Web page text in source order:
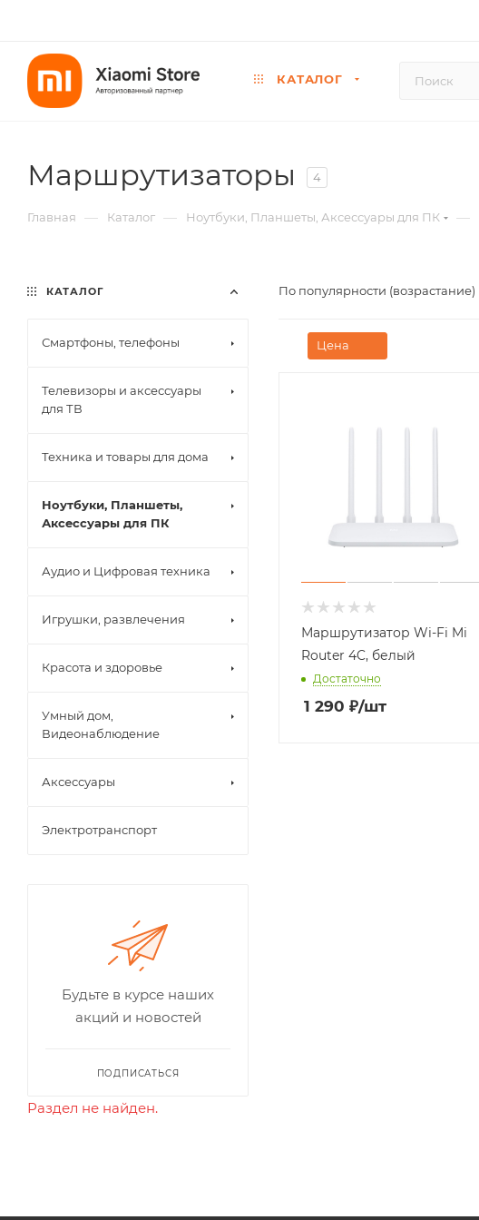
КАТАЛОГ
Маршрутизаторы 4
Главная — Каталог — Ноутбуки, Планшеты, Аксессуары для ПК —
По популярности (возрастание)
Цена
Маршрутизатор Wi-Fi Mi
Router 4C, белый
Достаточно
1 290 ₽/шт
КАТАЛОГ
Смартфоны, телефоны
Телевизоры и аксессуары
для ТВ
Техника и товары для дома
Ноутбуки, Планшеты,
Аксессуары для ПК
Аудио и Цифровая техника
Игрушки, развлечения
Красота и здоровье
Умный дом,
Видеонаблюдение
Аксессуары
Электротранспорт
Будьте в курсе наших
акций и новостей
ПОДПИСАТЬСЯ
Раздел не найден.